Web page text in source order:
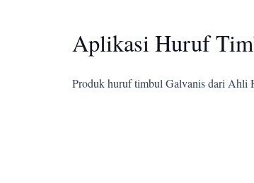
Aplikasi Huruf
Produk huruf timbul Galvanis dari Ahli